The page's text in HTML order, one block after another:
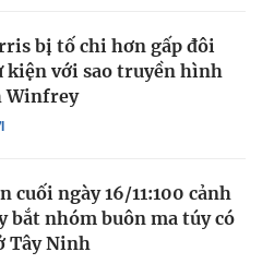
bị tố chi hơn gấp đôi
kiện với sao truyền hình
Winfrey
cuối ngày 16/11:100 cảnh
bắt nhóm buôn ma túy có
Tây Ninh